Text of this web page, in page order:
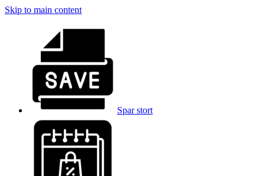
Skip to main content
Spar stort